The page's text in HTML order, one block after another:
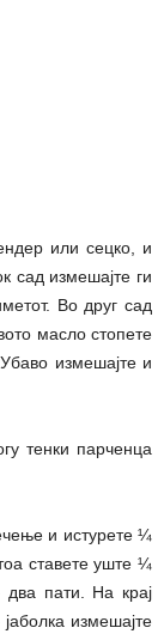
или сецко, и
сад измешајте ги
Во друг сад
масло стопете
измешајте и
тенки парченца
и истурете ¼
ставете уште ¼
пати. На крај
измешајте